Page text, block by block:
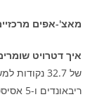
מאצ'-אפים
איך דטרויט